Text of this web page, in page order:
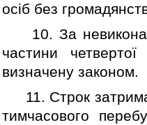
осiб без
10. За
частини
визначену законом.
11. Строк
тимчасового